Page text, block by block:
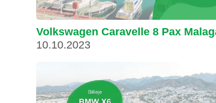
Volkswagen Caravelle 8 Pax
10.10.2023